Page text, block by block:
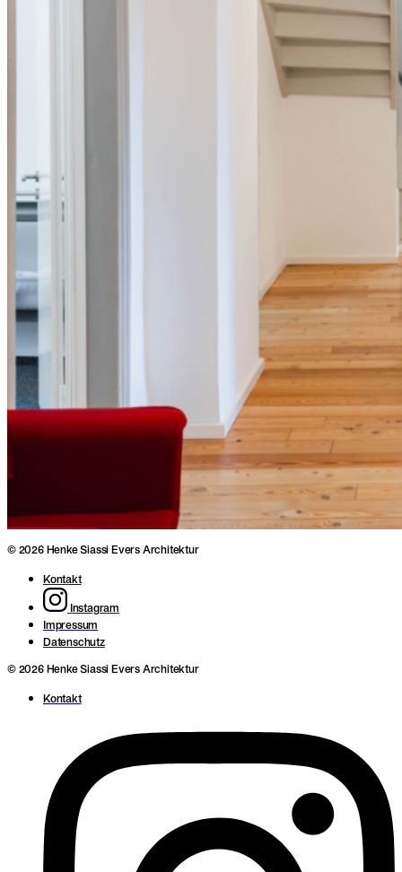
© 2026 Henke Siassi Evers Architektur
Kontakt
Instagram
Impressum
Datenschutz
© 2026 Henke Siassi Evers Architektur
Kontakt